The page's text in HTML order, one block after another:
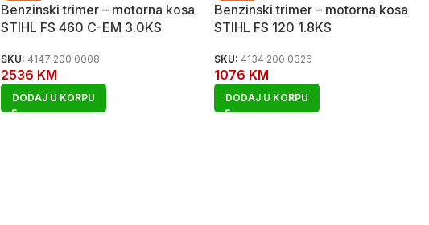
Benzinski trimer – motorna kosa
STIHL FS 460 C-EM 3.0KS
SKU: 4147 200 0008
2536 KM
DODAJ U KORPU
Benzinski trimer – motorna kosa
STIHL FS 120 1.8KS
SKU: 4134 200 0326
1076 KM
DODAJ U KORPU